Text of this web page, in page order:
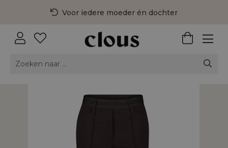
Voor iedere moeder én dochter
3 fysieke winkels in Nederland